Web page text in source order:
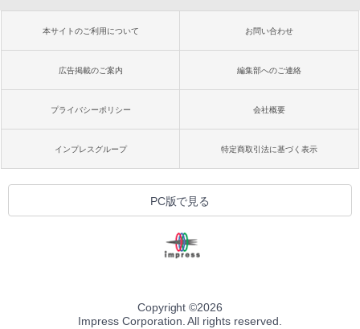
本サイトのご利用について お問い合わせ
広告掲載のご案内 編集部へのご連絡
プライバシーポリシー 会社概要
インプレスグループ 特定商取引法に基づく表示
PC版で見る
Copyright ©2026
Impress Corporation. All rights reserved.